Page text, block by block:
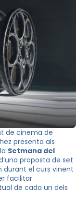
de cinema de
presenta als
Setmana del
proposta de set
durant el curs vinent
facilitar
de cada un dels